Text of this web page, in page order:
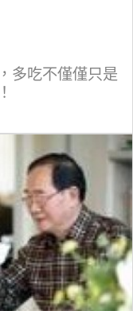
多吃不僅僅只是